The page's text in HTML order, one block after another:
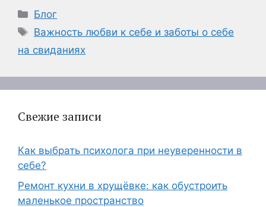
Рубрики
Блог
Метки
Важность любви к себе и заботы о себе
на свиданиях
Свежие записи
Как выбрать психолога при неуверенности в
себе?
Ремонт кухни в хрущёвке: как обустроить
маленькое пространство